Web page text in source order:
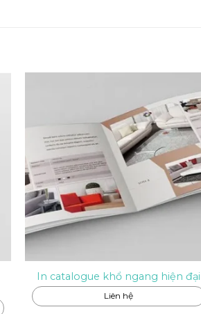
In catalogue khổ ngang hiện đại
Liên hệ